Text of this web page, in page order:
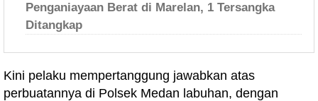
Penganiayaan Berat di Marelan, 1 Tersangka
Ditangkap
Kini pelaku mempertanggung jawabkan atas
perbuatannya di Polsek Medan labuhan, dengan